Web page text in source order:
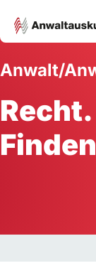
Anwalt/